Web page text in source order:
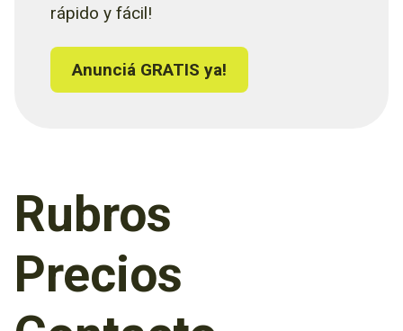
rápido y fácil!
Anunciá GRATIS ya!
Rubros
Precios